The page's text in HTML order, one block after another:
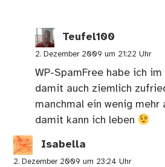
Teufel100
2. Dezember 2009 um 21:22 Uhr
WP-SpamFree habe ich
damit auch ziemlich
manchmal ein wenig mehr
damit kann ich leben
Isabella
2. Dezember 2009 um 23:24 Uhr